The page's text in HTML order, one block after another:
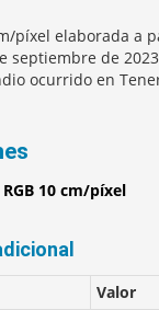
píxel elaborada a
septiembre de
ocurrido en
10 cm/píxel
Valor